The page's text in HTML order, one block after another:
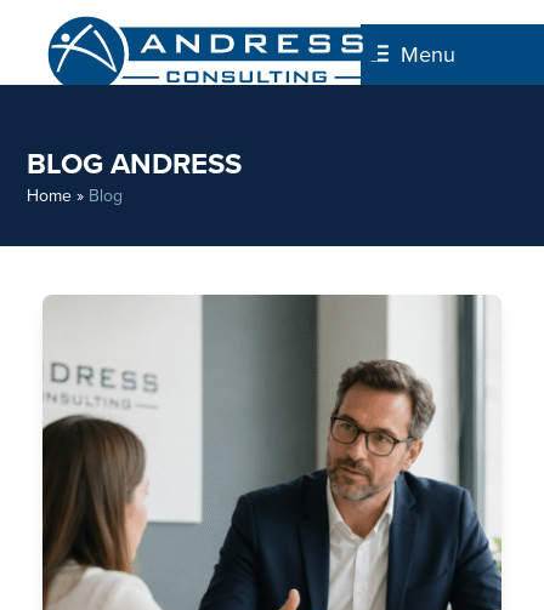
content
Menu
BLOG ANDRESS
Home » Blog